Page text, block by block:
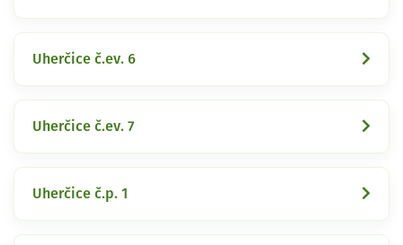
Uherčice č.ev. 6
Uherčice č.ev. 7
Uherčice č.p. 1